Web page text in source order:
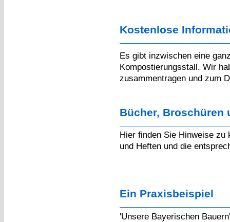
Kostenlose
Es gibt inzwischen eine
Kompostierungsstall. Wir
zusammentragen und zum
Bücher, Broschüren
Hier finden Sie Hinweise zu
und Heften und die
Ein Praxisbeispiel
'Unsere Bayerischen